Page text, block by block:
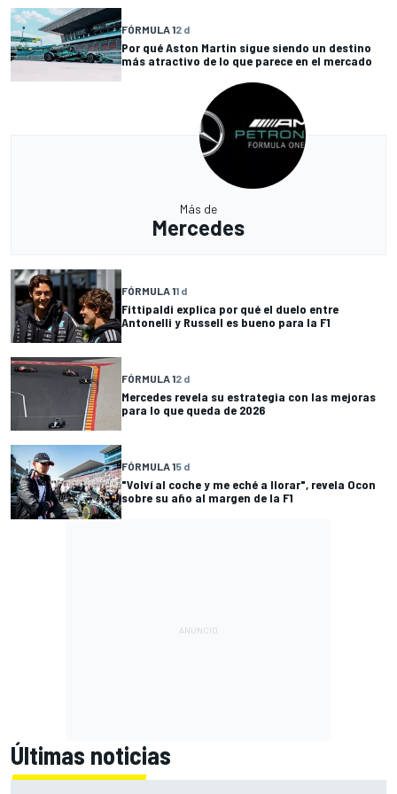
FÓRMULA 12 d
Por qué Aston Martin sigue siendo un destino
más atractivo de lo que parece en el mercado
Más de
Mercedes
FÓRMULA 11 d
Fittipaldi explica por qué el duelo entre
Antonelli y Russell es bueno para la F1
FÓRMULA 12 d
Mercedes revela su estrategia con las mejoras
para lo que queda de 2026
FÓRMULA 15 d
"Volví al coche y me eché a llorar", revela Ocon
sobre su año al margen de la F1
Últimas noticias